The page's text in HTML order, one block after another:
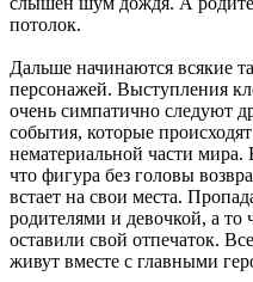
потолок.
Дальше начинаются всякие
персонажей. Выступления
очень симпатично следуют
события, которые
нематериальной части мира.
что фигура без головы
встает на свои места.
родителями и девочкой, а
оставили свой отпечаток.
живут вместе с главными